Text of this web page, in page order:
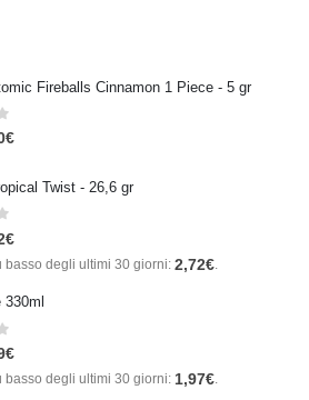
Fireballs Cinnamon 1 Piece - 5 gr
€
Twist - 26,6 gr
€
basso degli ultimi 30 giorni: 2,72€
330ml
€
basso degli ultimi 30 giorni: 1,97€.